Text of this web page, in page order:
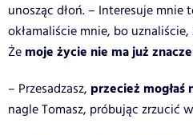
unosząc dłoń. – Interesuje mnie
okłamaliście mnie, bo
Że moje życie nie ma już
– Przesadzasz, przecież mogłaś
nagle Tomasz, próbując zrzucić